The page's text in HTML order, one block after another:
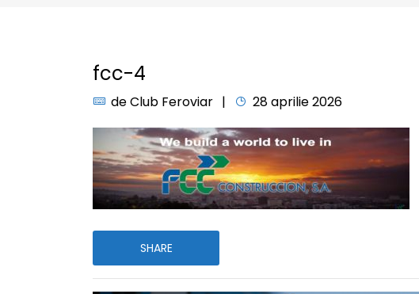
fcc-4
deClub Feroviar 28 aprilie 2026
SHARE